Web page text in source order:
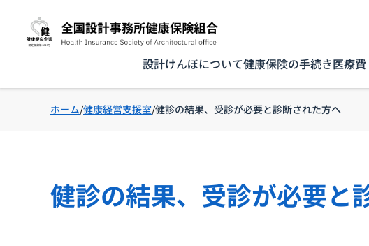
設計けんぽについて健康保険の手続き医療
ホーム 健康経営支援室 健診の結果、受診が必要と診断された方へ
健診の結果、受診が必要と